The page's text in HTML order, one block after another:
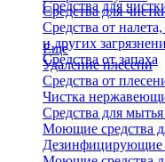
Средства для
Средства для
Средства от
и других
Средства от запаха
Еще
Удаление плесени
Средства от
Чистка
Средства для
Моющие средства
Дезинфицирующие